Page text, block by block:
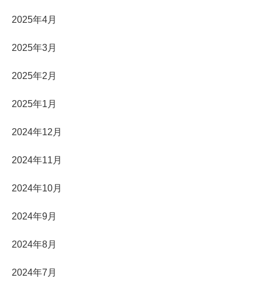
2025年4月
2025年3月
2025年2月
2025年1月
2024年12月
2024年11月
2024年10月
2024年9月
2024年8月
2024年7月